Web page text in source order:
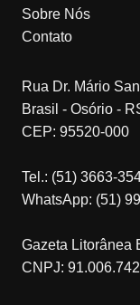
Sobre Nós
Contato
Rua Dr. Mário
Brasil - Osório -
CEP: 95520-000
Tel.: (51) 3663-
WhatsApp: (51)
Gazeta Litorânea
CNPJ: